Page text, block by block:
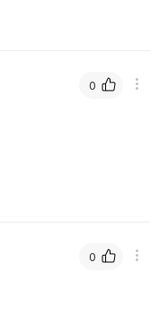
0
0